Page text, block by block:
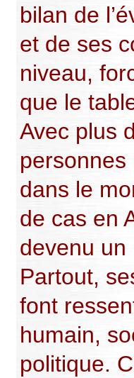
bilan de
et de ses
niveau,
que le
Avec plus
dans le
de cas en
devenu un
Partout,
font
humain,
politique.